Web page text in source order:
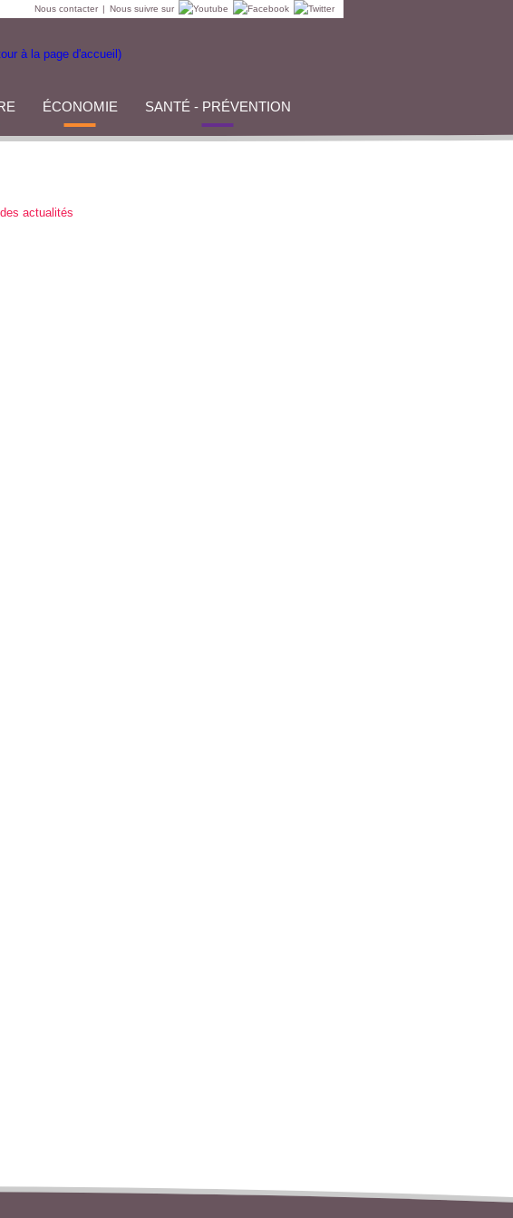
Nous contacter | Nous suivre sur
ÉCONOMIE SANTÉ - PRÉVENTION
actualités